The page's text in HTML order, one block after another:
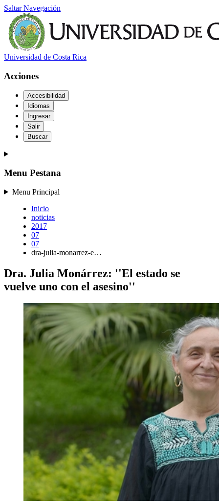
Saltar Navegación
Universidad de Costa Rica
Acciones
Accesibilidad
Idiomas
Ingresar
Salir
Buscar
Menu Pestana
Menu Principal
Inicio
noticias
2017
07
07
dra-julia-monarrez-e…
Dra. Julia Monárrez: ''El estado se
vuelve uno con el asesino''